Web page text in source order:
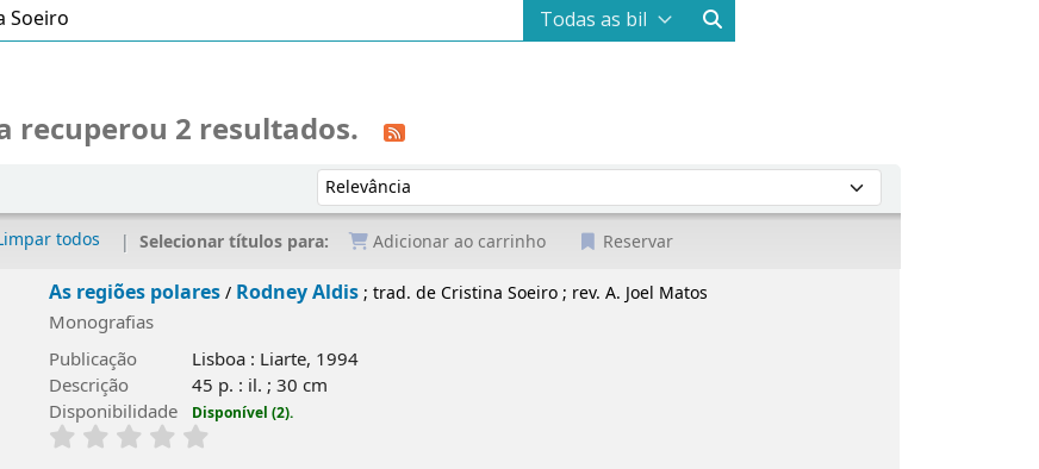
recuperou 2 resultados.
Ordenar por:
todos Selecionar títulos para: Adicionar ao carrinho Reservar
As regiões polares/ Rodney Aldis; trad. de Cristina Soeiro ; rev. A. Joel Matos
Monografias
Publicação
Lisboa : Liarte, 1994
Descrição
45 p. : il. ; 30 cm
Disponibilidade
Disponível (2).